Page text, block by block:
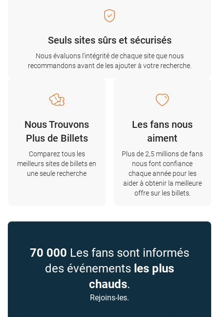
Seuls sites sûrs et sécurisés
Nous évaluons l'intégrité de chaque site que nous
recommandons avant de les ajouter à votre recherche.
Nous Trouvons
Plus de Billets
Comparez tous les
meilleurs sites de billets en
une seule recherche
Les fans nous
aiment
Plus de 2,5 millions de fans
nous font confiance
chaque année pour les
aider à obtenir la meilleure
offre sur les billets.
70 000 Les fans sont informés
des événements les plus
chauds.
Rejoins-les.